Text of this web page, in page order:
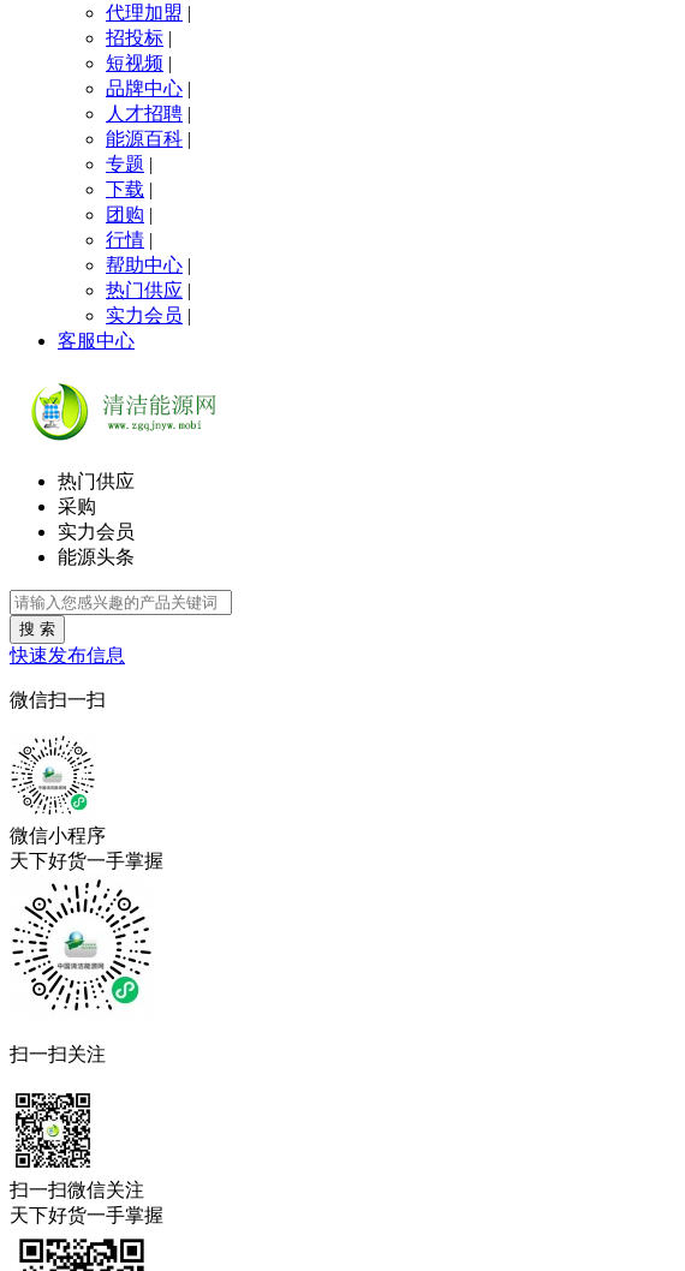
代理加盟 |
招投标 |
短视频 |
品牌中心 |
人才招聘 |
能源百科 |
专题 |
下载 |
团购 |
行情 |
帮助中心 |
热门供应 |
实力会员 |
客服中心
热门供应
采购
实力会员
能源头条
搜 索
快速发布信息
微信扫一扫
微信小程序
天下好货一手掌握
扫一扫关注
扫一扫微信关注
天下好货一手掌握